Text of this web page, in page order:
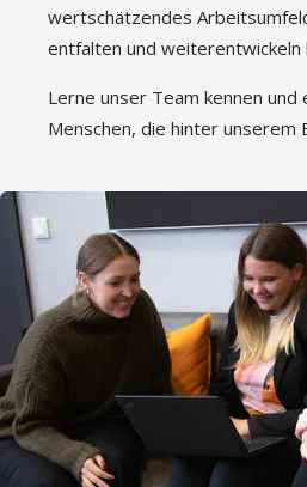
wertschätzendes
entfalten und weiterentwickeln
Lerne unser Team kennen
Menschen, die hinter unserem